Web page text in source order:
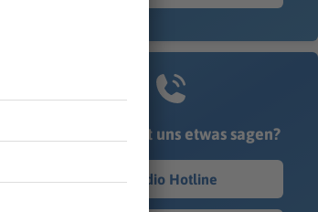
Du möchtest uns etwas sagen?
Studio Hotline